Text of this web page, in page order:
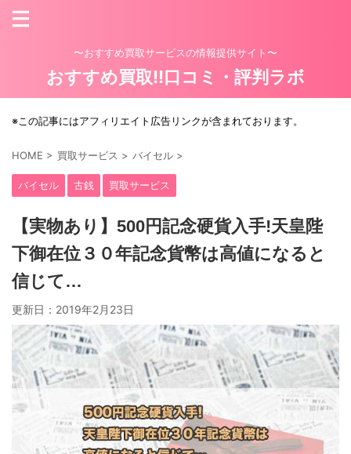
〜おすすめ買取サービスの情報提供サイト〜
おすすめ買取!!口コミ・評判ラボ
※この記事にはアフィリエイト広告リンクが含まれております。
HOME > 買取サービス > バイセル >
バイセル 古銭 買取サービス
【実物あり】500円記念硬貨入手!天皇陛
下御在位３０年記念貨幣は高値になると
信じて…
更新日： 2019年2月23日